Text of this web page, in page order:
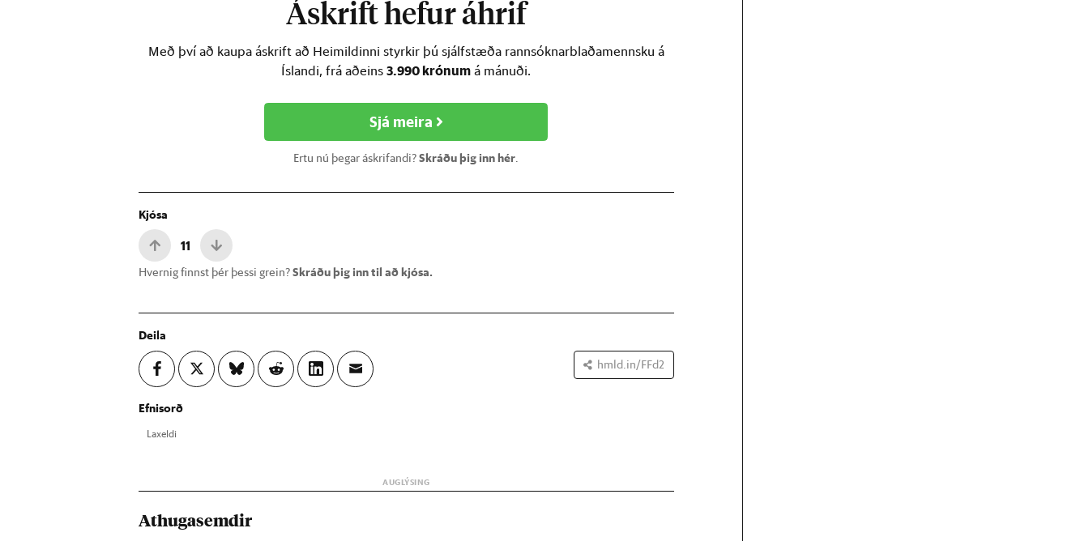
Áskrift hefur áhrif
Með því að kaupa áskrift að Heimildinni styrkir þú sjálfstæða rannsóknarblaðamennsku á
Íslandi, frá aðeins3.990 krónum á mánuði.
Sjá meira
Ertu nú þegar áskrifandi?Skráðu þig inn hér.
Kjósa
11
Hvernig finnst þér þessi grein?Skráðu þig inn til að kjósa.
Deila
hmld.in/FFd2
Efnisorð
Lax­eldi
Athugasemdir